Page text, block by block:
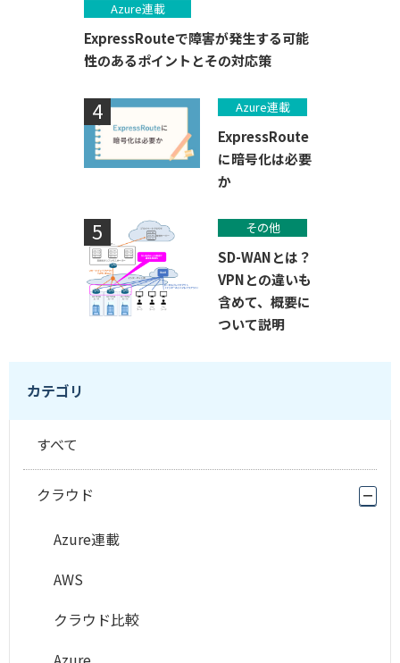
Azure連載
ExpressRouteで障害が発生する可能
性のあるポイントとその対応策
Azure連載
ExpressRoute
に暗号化は必要
か
その他
SD-WANとは？
VPNとの違いも
含めて、概要に
ついて説明
カテゴリ
すべて
クラウド
Azure連載
AWS
クラウド比較